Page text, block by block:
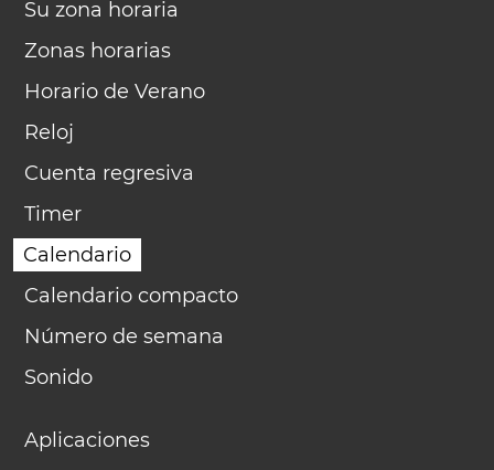
Su zona horaria
Zonas horarias
Horario de Verano
Reloj
Cuenta regresiva
Timer
Calendario
Calendario compacto
Número de semana
Sonido
Aplicaciones